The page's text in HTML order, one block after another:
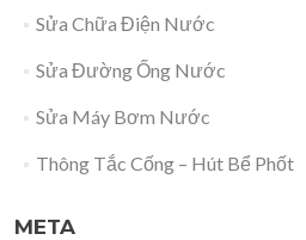
Sửa Chữa Điện Nước
Sửa Đường Ống Nước
Sửa Máy Bơm Nước
Thông Tắc Cống – Hút Bể Phốt
META